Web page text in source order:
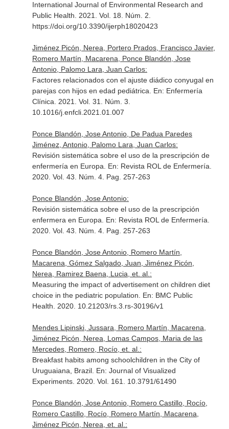
International Journal of Environmental Research and
Public Health . 2021. Vol. 18. Núm. 2.
https://doi.org/10.3390/ijerph18020423
Jiménez Picón, Nerea, Portero Prados, Francisco Javier,
Romero Martín, Macarena, Ponce Blandón, Jose
Antonio, Palomo Lara, Juan Carlos:
Factores relacionados con el ajuste diádico conyugal en
parejas con hijos en edad pediátrica. En: Enfermería
Clínica . 2021. Vol. 31. Núm. 3.
10.1016/j.enfcli.2021.01.007
Ponce Blandón, Jose Antonio, De Padua Paredes
Jiménez, Antonio, Palomo Lara, Juan Carlos:
Revisión sistemática sobre el uso de la prescripción de
enfermería en Europa. En: Revista ROL de Enfermería
2020. Vol. 43. Núm. 4. Pag. 257-263
Ponce Blandón, Jose Antonio:
Revisión sistemática sobre el uso de la prescripción
enfermera en Europa. En: Revista ROL de Enfermería
2020. Vol. 43. Núm. 4. Pag. 257-263
Ponce Blandón, Jose Antonio, Romero Martín,
Macarena, Gómez Salgado, Juan, Jiménez Picón,
Nerea, Ramirez Baena, Lucia, et. al.:
Measuring the impact of advertisement on children diet
choice in the pediatric population. En: BMC Public
Health . 2020. 10.21203/rs.3.rs-30196/v1
Mendes Lipinski, Jussara, Romero Martín, Macarena,
Jiménez Picón, Nerea, Lomas Campos, Maria de las
Mercedes, Romero, Rocío, et. al.:
Breakfast habits among schoolchildren in the City of
Uruguaiana, Brazil. En: Journal of Visualized
Experiments. 2020. Vol. 161. 10.3791/61490
Ponce Blandón, Jose Antonio, Romero Castillo, Rocío,
Romero Castillo, Rocío, Romero Martín, Macarena,
Jiménez Picón, Nerea, et. al.: